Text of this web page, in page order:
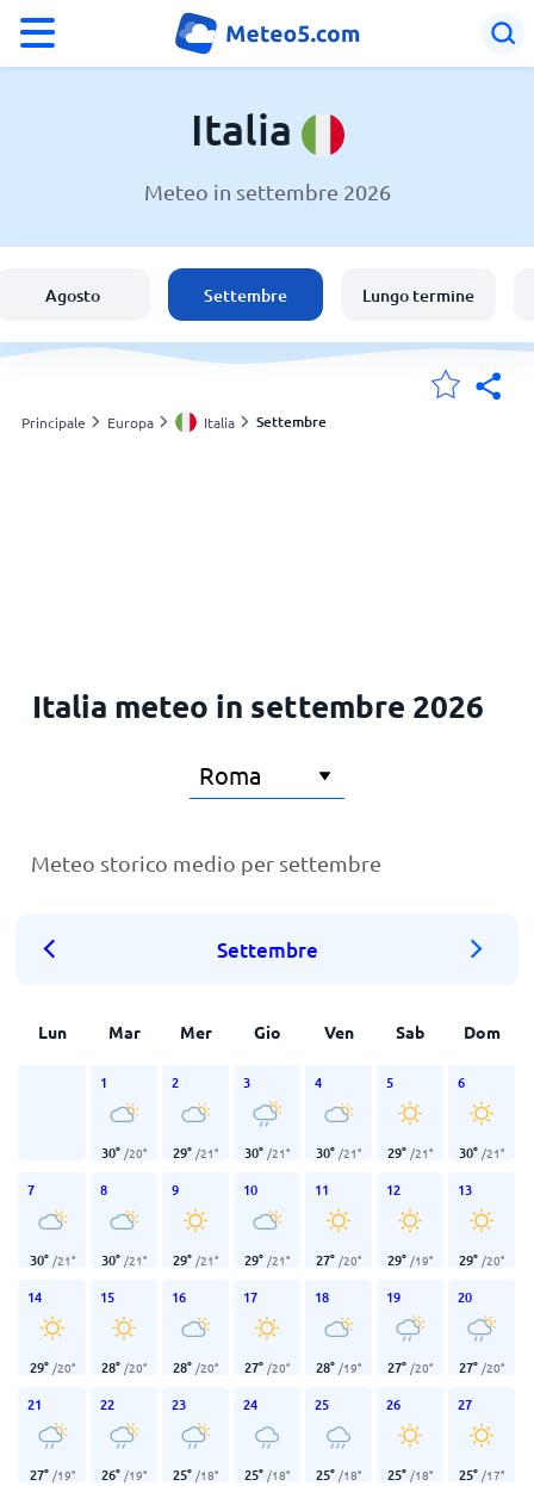
Svizzera
Le mie località
Italia
Meteo in settembre 2026
Agosto Settembre Lungo termine
Principale Europa Italia Settembre
Italia meteo in settembre 2026
Meteo storico medio per settembre
Settembre
Lun Mar Mer Gio Ven Sab Dom
1
30° /20°
2
29° /21°
3
30° /21°
4
30° /21°
5
29° /21°
6
30° /21°
7
30° /21°
8
30° /21°
9
29° /21°
10
29° /21°
11
27° /20°
12
29° /19°
13
29° /20°
14
29° /20°
15
28° /20°
16
28° /20°
17
27° /20°
18
28° /19°
19
27° /20°
20
27° /20°
21
27° /19°
22
26° /19°
23
25° /18°
24
25° /18°
25
25° /18°
26
25° /18°
27
25° /17°